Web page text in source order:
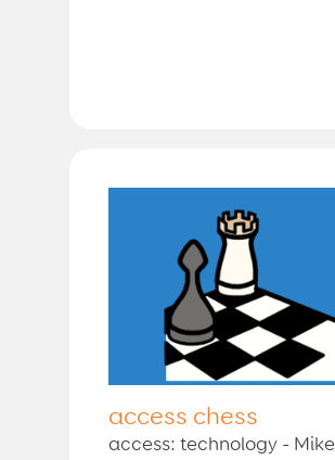
access chess
access: technology - Mike